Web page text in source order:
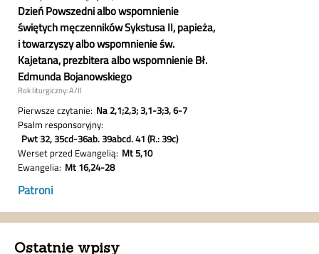
Ostatnie wpisy